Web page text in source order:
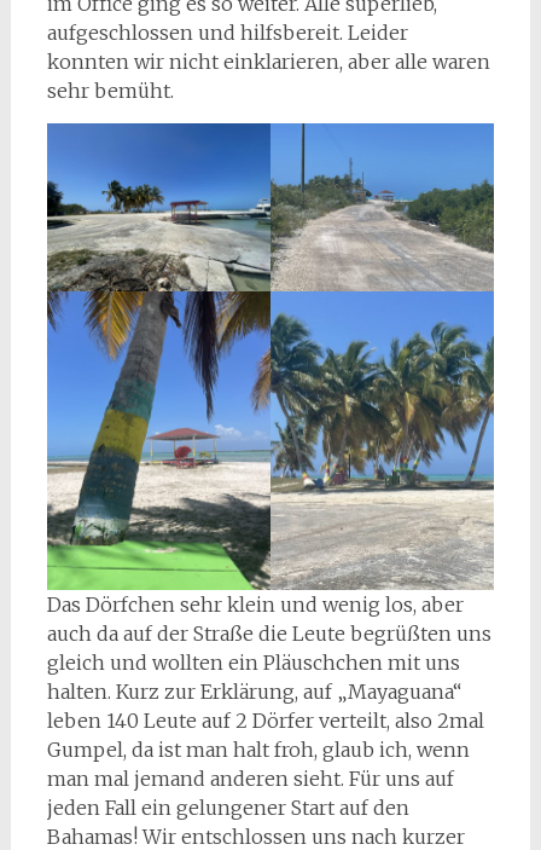
aufgeschlossen und hilfsbereit. Leider
konnten wir nicht einklarieren, aber alle waren
sehr bemüht.
Das Dörfchen sehr klein und wenig los, aber
auch da auf der Straße die Leute begrüßten uns
gleich und wollten ein Pläuschchen mit uns
halten. Kurz zur Erklärung, auf „Mayaguana“
leben 140 Leute auf 2 Dörfer verteilt, also 2mal
Gumpel, da ist man halt froh, glaub ich, wenn
man mal jemand anderen sieht. Für uns auf
jeden Fall ein gelungener Start auf den
Bahamas! Wir entschlossen uns nach kurzer